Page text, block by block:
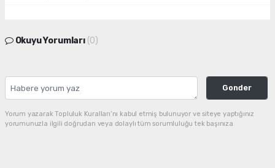
Okuyu Yorumları (0)
Gonder
Yorum yazarak Topluluk Kuralları’nı kabul etmiş bulunuyor ve siteye yaptığınız
yorumunuzla ilgili doğrudan veya dolaylı tüm sorumluluğu tek başınıza